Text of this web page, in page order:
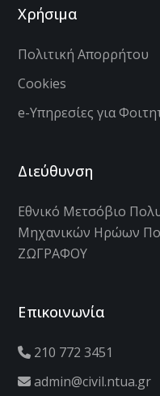
Χρήσιμα
Πολιτική Απορρήτου
Cookies
e-Υπηρεσίες για
Διεύθυνση
Εθνικό Μετσόβιο
Μηχανικών Ηρώων
ΖΩΓΡΑΦΟΥ
Επικοινωνία
210 772 3451
admin@civil.ntua.gr